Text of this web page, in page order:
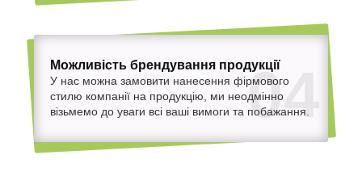
04
Можливість брендування продукції
У нас можна замовити нанесення фірмового
стилю компанії на продукцію, ми неодмінно
візьмемо до уваги всі ваші вимоги та побажання.